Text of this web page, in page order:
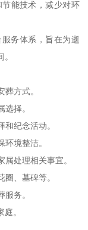
能技术，减少对环
务体系，旨在为逝
方式。
择。
纪念活动。
境整洁。
处理相关事宜。
、墓碑等。
务。
。